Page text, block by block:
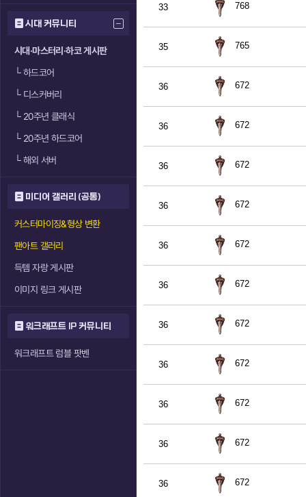
시대 커뮤니티
시대·마스터리·하코 게시판
└하드코어
└디스커버리
└20주년 클래식
└20주년 하드코어
└해외 서버
미디어 갤러리 (공통)
커스터마이징&형상 변환
팬아트 갤러리
득템 자랑 게시판
이미지 링크 게시판
워크래프트 IP 커뮤니티
워크래프트 럼블 팟벤
33 768
35 765
36 672
36 672
36 672
36 672
36 672
36 672
36 672
36 672
36 672
36 672
36 672